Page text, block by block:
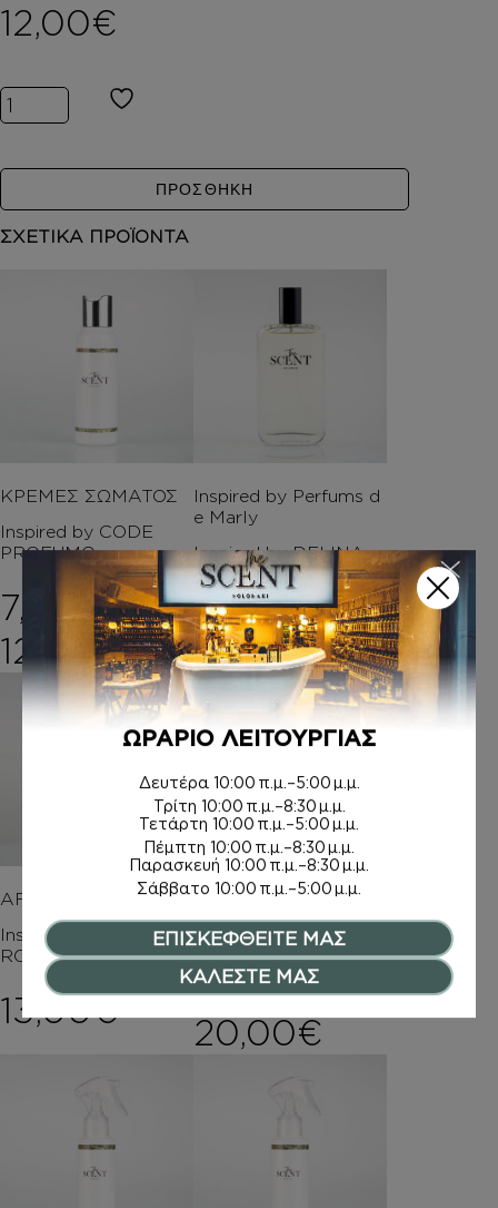
12,00€
Inspired by CARMINA ποσότητα
ΠΡΟΣΘΗΚΗ
ΣΧΕΤΙΚΑ ΠΡΟΪΟΝΤΑ
ΚΡΕΜΕΣ ΣΩΜΑΤΟΣ
Inspired by CODE
PROFUMO
7,00€ –
12,00€Price range: 7,00€
Inspired by Perfums d
e Marly
Inspired by DELINA
8,00€ –
20,00€Price
AFTER SHAVE
Inspired by VELVET
ROSE & OUD
13,00€
ΑΡΩΜΑΤΑ
Inspired by DAISY
8,00€ –
20,00€Price
ΩΡΑΡΙΟ ΛΕΙΤΟΥΡΓΙΑΣ
Δευτέρα 10:00 π.μ.–5:00 μ.μ.
Τρίτη 10:00 π.μ.–8:30 μ.μ.
Τετάρτη 10:00 π.μ.–5:00 μ.μ.
Πέμπτη 10:00 π.μ.–8:30 μ.μ.
Παρασκευή 10:00 π.μ.–8:30 μ.μ.
Σάββατο 10:00 π.μ.–5:00 μ.μ.
ΕΠΙΣΚΕΦΘΕΙΤΕ ΜΑΣ
ΚΑΛΕΣΤΕ ΜΑΣ